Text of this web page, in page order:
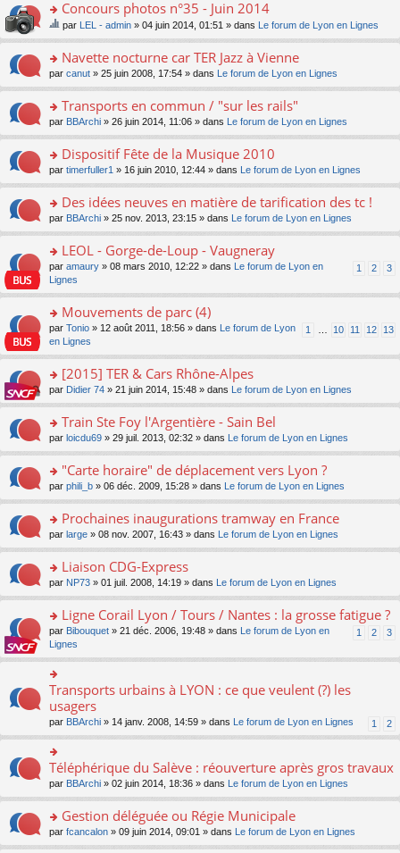
nt
ré
c
e
nt
le
pl
u
ré
c
e
nt
n
lu
le
pl
u
ré
c
e
nt
a
g
e
n
n
lu
le
pl
u
ré
c
e
nt
m
e
a
g
e
n
n
lu
le
pl
u
ré
c
e
nt
ult
er
le
m
e
a
g
e
n
n
lu
le
pl
u
ré
c
e
nt
o
n
ult
er
le
m
e
a
g
e
n
n
lu
le
pl
u
s
c
e
nt
Concours photos n°35 - Juin 2014
e
jet
co
nti
en
t
nd
ag
e.
par LEL - admin » 04 juin 2014, 01:51 » dans Le forum de Lyon en Lignes
o
n
ult
er
le
m
e
a
g
e
n
n
pl
u
s
ré
e
nt
Navette nocturne car TER Jazz à Vienne
par canut » 25 juin 2008, 17:54 » dans Le forum de Lyon en Lignes
o
n
ult
er
le
m
e
a
g
e
n
o
lu
u
s
ré
e
nt
Transports en commun / "sur les rails"
par BBArchi » 26 juin 2014, 11:06 » dans Le forum de Lyon en Lignes
o
n
ult
er
le
m
e
s
g
e
n
o
n
le
u
s
ré
e
nt
Dispositif Fête de la Musique 2010
par timerfuller1 » 16 juin 2010, 12:44 » dans Le forum de Lyon en Lignes
o
n
ult
er
le
m
e
s
s
e
n
o
n
le
u
s
ré
e
nt
Des idées neuves en matière de tarification des tc !
par BBArchi » 25 nov. 2013, 23:15 » dans Le forum de Lyon en Lignes
o
s
er
le
m
e
s
s
e
n
o
n
le
u
s
ré
e
nt
LEOL - Gorge-de-Loup - Vaugneray
1 2 3
par amaury » 08 mars 2010, 12:22 » dans
Le forum de Lyon en
Lignes
o
n
s
er
le
m
e
s
g
e
n
o
lu
pl
u
s
c
e
nt
Mouvements de parc (4)
1 10 11 12 13
par Tonio » 12 août 2011, 18:56 » dans
Le forum de Lyon
en Lignes
o
n
ult
er
le
m
e
a
g
e
n
n
le
pl
s
ré
c
e
nt
[2015] TER & Cars Rhône-Alpes
par Didier 74 » 21 juin 2014, 15:48 » dans Le forum de Lyon en Lignes
o
n
ult
er
le
m
e
a
g
e
n
n
pl
s
ré
e
Train Ste Foy l'Argentière - Sain Bel
par loicdu69 » 29 juil. 2013, 02:32 » dans Le forum de Lyon en Lignes
o
n
ult
er
le
m
e
a
g
e
n
o
n
le
pl
u
s
ré
c
"Carte horaire" de déplacement vers Lyon ?
par phili_b » 06 déc. 2009, 15:28 » dans Le forum de Lyon en Lignes
o
n
ult
er
le
m
e
s
a
e
n
o
n
lu
le
pl
u
s
ré
c
Prochaines inaugurations tramway en France
par large » 08 nov. 2007, 16:43 » dans Le forum de Lyon en Lignes
o
n
ult
er
le
m
e
s
g
n
n
lu
pl
u
s
Liaison CDG-Express
par NP73 » 01 juil. 2008, 14:19 » dans Le forum de Lyon en Lignes
o
s
ult
er
le
m
e
s
s
a
e
o
n
lu
Ligne Corail Lyon / Tours / Nantes : la grosse fatigue ?
1 2 3
par Bibouquet » 21 déc. 2006, 19:48 » dans
Le forum de Lyon en
Lignes
o
n
ult
er
le
e
s
a
g
e
Transports urbains à LYON : ce que veulent (?) les
usagers
1 2
par BBArchi » 14 janv. 2008, 14:59 » dans Le forum de Lyon en Lignes
o
n
er
le
m
Téléphérique du Salève : réouverture après gros travaux
par BBArchi » 02 juin 2014, 18:36 » dans Le forum de Lyon en Lignes
o
n
Gestion déléguée ou Régie Municipale
par fcancalon » 09 juin 2014, 09:01 » dans Le forum de Lyon en Lignes